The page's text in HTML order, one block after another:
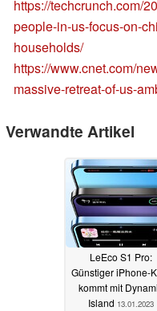
https://techcrunch.com/
people-in-us-focus-on-
households/
https://www.cnet.com/
massive-retreat-of-us-
Verwandte Artikel
LeEco S1 Pro:
Günstiger iPhone-
kommt mit
Island 13.01.2023